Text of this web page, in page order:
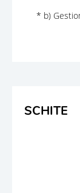
* b)
SCHITE